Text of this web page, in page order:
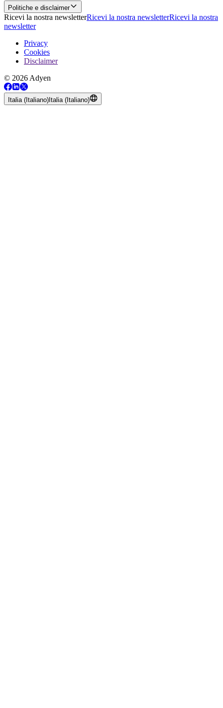
Politiche e disclaimer
Ricevi la nostra newsletterRicevi la nostra newsletterRicevi la nostra
newsletter
Privacy
Cookies
Disclaimer
© 2026 Adyen
Italia (Italiano) Italia (Italiano)